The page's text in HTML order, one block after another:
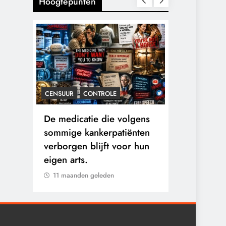
CENSUUR CONTROLE
De medicatie die volgens
sommige kankerpatiënten
verborgen blijft voor hun
eigen arts.
11 maanden geleden